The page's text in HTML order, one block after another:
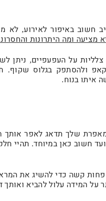
חשוב באיפור לאירוע, לא
ומה היתרונות
על העפעפיים, ניתן
ולהסתפק בגלוס שקוף.
איתו בנוח.
שלך תדאג לאפר אותך
חשוב כאן במיוחד. תהיי
קשה כדי להשיג את
על המידה עלול להביא